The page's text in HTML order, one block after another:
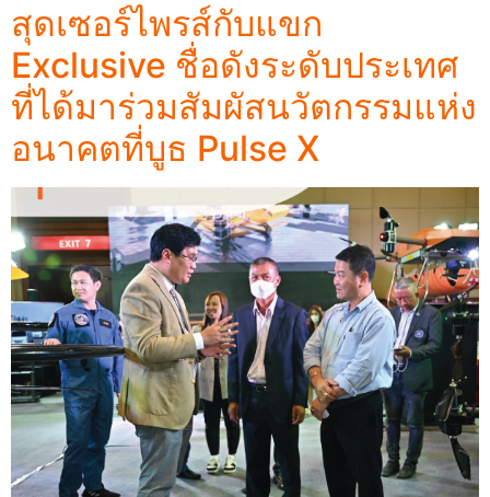
สุดเซอร์ไพรส์กับแขก
Exclusive ชื่อดังระดับประเทศ
ที่ได้มาร่วมสัมผัสนวัตกรรมแห่ง
อนาคตที่บูธ Pulse X